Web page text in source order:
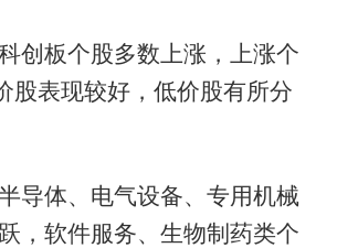
创板个股多数上涨，上涨个
股表现较好，低价股有所分
导体、电气设备、专用机械
，软件服务、生物制药类个